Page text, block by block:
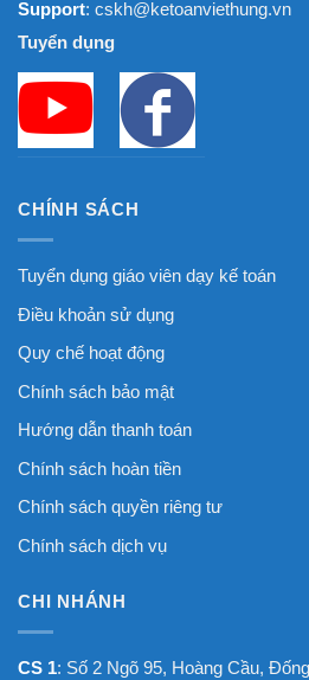
Support: cskh@ketoanviethung.vn
Tuyển dụng
CHÍNH SÁCH
Tuyển dụng giáo viên dạy kế toán
Điều khoản sử dụng
Quy chế hoạt động
Chính sách bảo mật
Hướng dẫn thanh toán
Chính sách hoàn tiền
Chính sách quyền riêng tư
Chính sách dịch vụ
CHI NHÁNH
CS 1: Số 2 Ngõ 95, Hoàng Cầu,